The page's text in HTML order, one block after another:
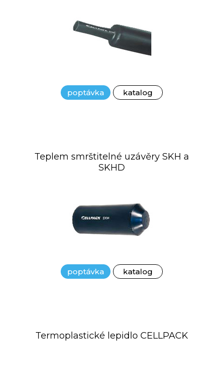
poptávka katalog
Teplem smrštitelné uzávěry SKH a
SKHD
poptávka katalog
Termoplastické lepidlo CELLPACK